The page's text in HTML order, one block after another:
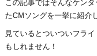
この記事ではそんなケン
たCMソングを一挙に紹介
見ているとついついフラ
もしれません！